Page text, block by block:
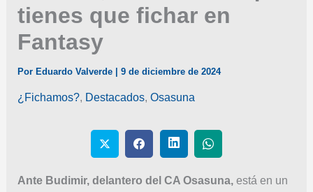
tienes que fichar en
Fantasy
Por Eduardo Valverde 9 de diciembre de 2024
¿Fichamos?, Destacados, Osasuna
Ante Budimir, delantero del CA Osasuna,está en un